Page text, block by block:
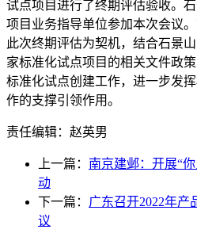
试点项目进行了终期评估验收。
项目业务指导单位参加本次会议
此次终期评估为契机，结合石景
家标准化试点项目的相关文件政
标准化试点创建工作，进一步发
作的支撑引领作用。
责任编辑：赵英男
上一篇： 南京建邺：开展“
动
下一篇： 广东召开2022年产
议